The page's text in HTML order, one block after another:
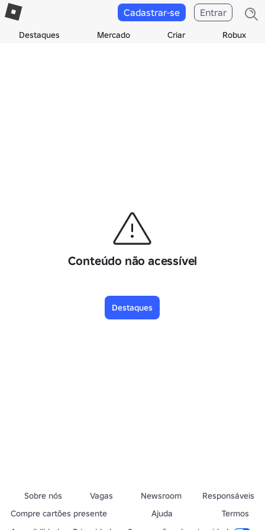
Destaques Mercado Criar Robux
Cadastrar-se Entrar
Conteúdo não acessível
Destaques
Sobre nós Vagas Newsroom
Responsáveis
Compre cartões presente
Ajuda
Termos